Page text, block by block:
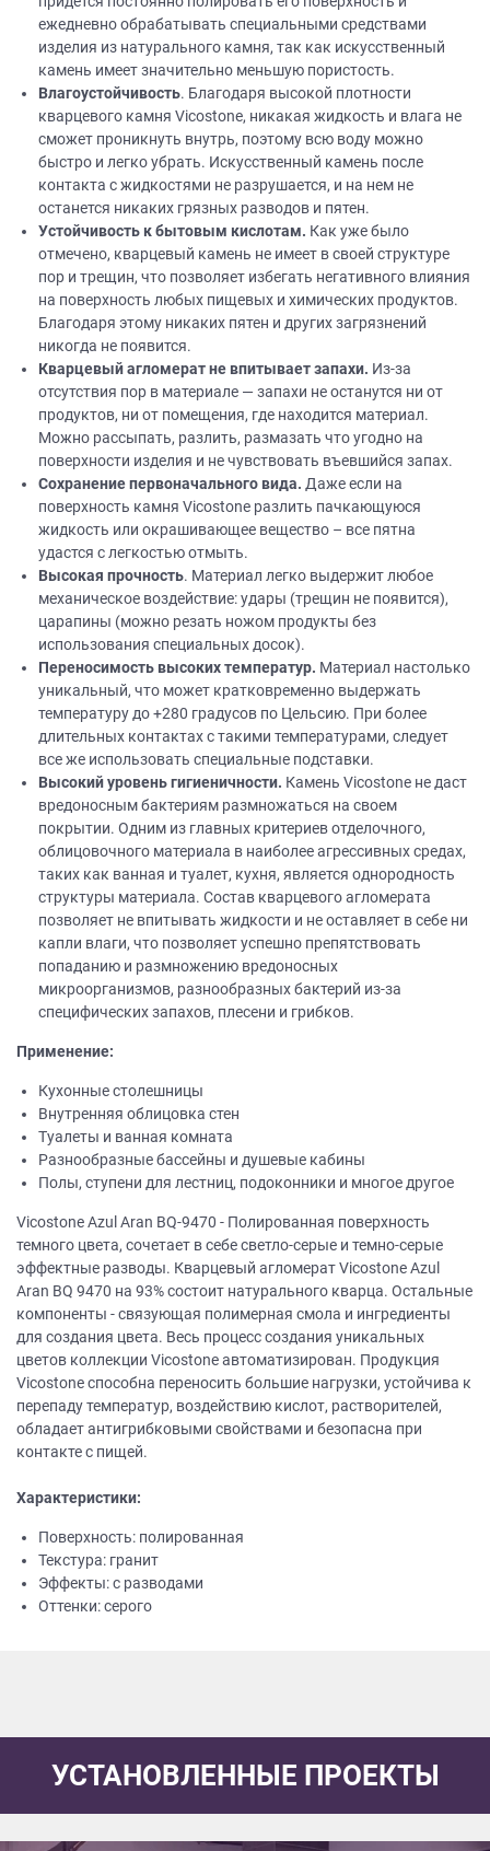
ежедневно обрабатывать специальными средствами
изделия из натурального камня, так как искусственный
камень имеет значительно меньшую пористость.
Влагоустойчивость. Благодаря высокой плотности
кварцевого камня Vicostone, никакая жидкость и влага не
сможет проникнуть внутрь, поэтому всю воду можно
быстро и легко убрать. Искусственный камень после
контакта с жидкостями не разрушается, и на нем не
останется никаких грязных разводов и пятен.
Устойчивость к бытовым кислотам. Как уже было
отмечено, кварцевый камень не имеет в своей структуре
пор и трещин, что позволяет избегать негативного влияния
на поверхность любых пищевых и химических продуктов.
Благодаря этому никаких пятен и других загрязнений
никогда не появится.
Кварцевый агломерат не впитывает запахи. Из-за
отсутствия пор в материале — запахи не останутся ни от
продуктов, ни от помещения, где находится материал.
Можно рассыпать, разлить, размазать что угодно на
поверхности изделия и не чувствовать въевшийся запах.
Сохранение первоначального вида. Даже если на
поверхность камня Vicostone разлить пачкающуюся
жидкость или окрашивающее вещество – все пятна
удастся с легкостью отмыть.
Высокая прочность. Материал легко выдержит любое
механическое воздействие: удары (трещин не появится),
царапины (можно резать ножом продукты без
использования специальных досок).
Переносимость высоких температур. Материал настолько
уникальный, что может кратковременно выдержать
температуру до +280 градусов по Цельсию. При более
длительных контактах с такими температурами, следует
все же использовать специальные подставки.
Высокий уровень гигиеничности. Камень Vicostone не даст
вредоносным бактериям размножаться на своем
покрытии. Одним из главных критериев отделочного,
облицовочного материала в наиболее агрессивных средах,
таких как ванная и туалет, кухня, является однородность
структуры материала. Состав кварцевого агломерата
позволяет не впитывать жидкости и не оставляет в себе ни
капли влаги, что позволяет успешно препятствовать
попаданию и размножению вредоносных
микроорганизмов, разнообразных бактерий из-за
специфических запахов, плесени и грибков.
Применение:
Кухонные столешницы
Внутренняя облицовка стен
Туалеты и ванная комната
Разнообразные бассейны и душевые кабины
Полы, ступени для лестниц, подоконники и многое другое
Vicostone Azul Aran BQ-9470 - Полированная поверхность
темного цвета, сочетает в себе светло-серые и темно-серые
эффектные разводы. Кварцевый агломерат Vicostone Azul
Aran BQ 9470 на 93% состоит натурального кварца. Остальные
компоненты - связующая полимерная смола и ингредиенты
для создания цвета. Весь процесс создания уникальных
цветов коллекции Vicostone автоматизирован. Продукция
Vicostone способна переносить большие нагрузки, устойчива к
перепаду температур, воздействию кислот, растворителей,
обладает антигрибковыми свойствами и безопасна при
контакте с пищей.
Характеристики:
Поверхность: полированная
Текстура: гранит
Эффекты: с разводами
Оттенки: серого
УСТАНОВЛЕННЫЕ ПРОЕКТЫ